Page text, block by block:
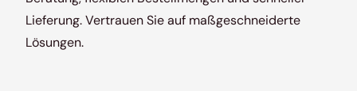
Lieferung. Vertrauen Sie auf maßgeschneiderte
Lösungen.